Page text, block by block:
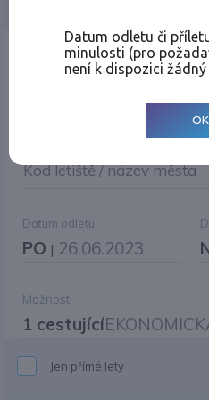
Místo odletu
Kód letiště / název města
Datum odletu
PO | 26.06.2023
Možnosti
1 cestující
Jen přímé lety
Datum odletu či
minulosti (pro
není k dispozici
OK